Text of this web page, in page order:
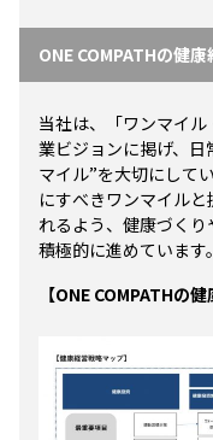
ONE COMPATHの健
当社は、「ワンマイ
業ビジョンに掲げ、
マイル”を大切にして
にすべきワンマイル
れるよう、健康づく
積極的に進めています。
【ONE COMPATHの